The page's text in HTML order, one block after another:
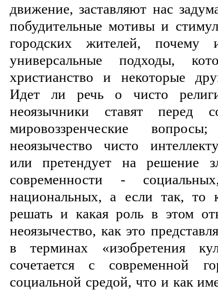
движение, заставляют нас
побудительные мотивы и
городских жителей, почему
универсальные подходы,
христианство и некоторые
Идет ли речь о чисто
неоязычники ставят перед
мировоззренческие
неоязычество чисто
или претендует на решение
современности -
национальных, а если так, то
решать и какая роль в этом
неоязычество, как это
в терминах «изобретения
сочетается с современной
социальной средой, что и как